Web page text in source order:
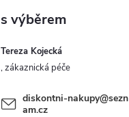
Tereza Kojecká
diskontni-nakupy@sezn
am.cz